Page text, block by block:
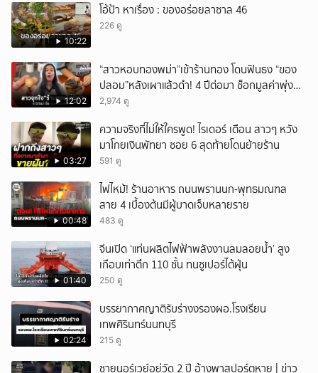
10:22
โอ้ป้า หาเรื่อง : ของอร่อยลาซาล 46
226 ดู
12:02
“สาวหอบทองพม่า”เข้าร้านทอง โดนฟันธง “ของ
ปลอม”หลังเผาแล้วดำ! 4 ปีต่อมา ช็อกมูลค่าพุ่ง
มหาศาล!
2,974 ดู
03:27
ความจริงที่ไม่ให้ใครพูด! ไรเดอร์ เตือน สาวๆ หวัง
มาโกยเงินพัทยา ซอย 6 สุดท้ายโดนย้ายร้าน
591 ดู
00:48
ไฟไหม้! ร้านอาหาร ถนนพรานนก-พุทธมณฑล
สาย 4 เบื้องต้นมีผู้บาดเจ็บหลายราย
483 ดู
01:40
จีนเปิด ‘แท่นผลิตไฟฟ้าพลังงานลมลอยน้ำ’ สูง
เกือบเท่าตึก 110 ชั้น ทนซูเปอร์ไต้ฝุ่น
250 ดู
02:24
บรรยากาศญาติรับร่างงรองผอ.โรงเรียน
เทพศิรินทร์นนทบุรี
215 ดู
ชายนอร์เวย์อยู่วัด 2 ปี อ้างพาสปอร์ตหาย | ข่าว